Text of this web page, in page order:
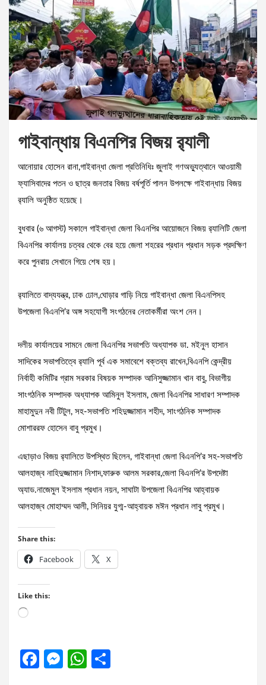
গাইবান্ধায় বিএনপির বিজয় র‌্যালী
আনোয়ার হোসেন রানা,গাইবান্ধা জেলা প্রতিনিধিঃ জুলাই গণঅভ্যুত্থানে আওয়ামী
ফ্যাসিবাদের পতন ও ছাত্র জনতার বিজয় বর্ষপূর্তি পালন উপলক্ষে গাইবান্ধায় বিজয়
র‌্যালি অনুষ্ঠিত হয়েছে।
বুধবার (৬ আগস্ট) সকালে গাইবান্ধা জেলা বিএনপির আয়োজনে বিজয় র‌্যালিটি জেলা
বিএনপির কার্যালয় চত্বর থেকে বের হয়ে জেলা শহরের প্রধান প্রধান সড়ক প্রদক্ষিণ
করে পুনরায় সেখানে গিয়ে শেষ হয়।
র‌্যালিতে বাদ্যযন্ত্র, ঢাক ঢোল,ঘোড়ার গাড়ি নিয়ে গাইবান্ধা জেলা বিএনপিসহ
উপজেলা বিএনপি’র অঙ্গ সহযোগী সংগঠনের নেতাকর্মীরা অংশ নেন।
দলীয় কার্যালয়ের সামনে জেলা বিএনপির সভাপতি অধ্যাপক ডা. মইনুল হাসান
সাদিকের সভাপতিত্বে র‌্যালি পূর্ব এক সমাবেশে বক্তব্য রাখেন,বিএনপি কেন্দ্রীয়
নির্বাহী কমিটির গ্রাম সরকার বিষয়ক সম্পাদক আনিসুজ্জামান খান বাবু, বিভাগীয়
সাংগঠনিক সম্পাদক অধ্যাপক আমিনুল ইসলাম, জেলা বিএনপির সাধারণ সম্পাদক
মাহামুদুন নবী টিটুল, সহ-সভাপতি শহিদুজ্জামান শহীদ, সাংগঠনিক সম্পাদক
মোশাররফ হোসেন বাবু প্রমুখ।
এছাড়াও বিজয় র‍্যালিতে উপস্থিত ছিলেন, গাইবান্ধা জেলা বিএনপি’র সহ-সভাপতি
আলহাজ্ব নাহিদুজ্জামান নিশাদ,ফারুক আলম সরকার,জেলা বিএনপি’র উপদেষ্টা
অ্যাড.নাজেমুল ইসলাম প্রধান নয়ন, সাঘাটা উপজেলা বিএনপির আহ্বায়ক
আলহাজ্ব মোহাম্মদ আলী, সিনিয়র যুগ্ম-আহ্বায়ক মঈন প্রধান লাবু প্রমুখ।
Share this:
Facebook X
Like this:
Loading…
F
M
W